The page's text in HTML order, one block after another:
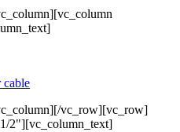
cable
vc_row][vc_row]
2"][vc_column_text]